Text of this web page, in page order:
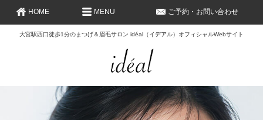
大宮駅西口徒歩1分のまつげ＆眉毛サロン idéal（イデアル）オフィシャルWebサイト
HOME ご予約・お問い合わせ
MENU